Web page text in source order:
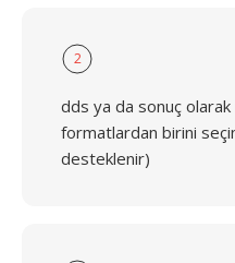
2
dds ya da sonuç olarak
formatlardan birini
desteklenir)